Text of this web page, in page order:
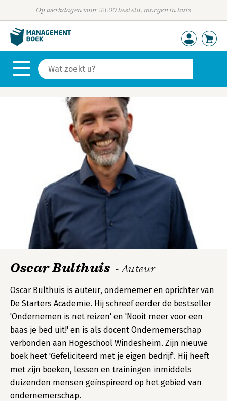
Op werkdagen voor 23:00 besteld, morgen in huis
Oscar Bulthuis - Auteur
Oscar Bulthuis is auteur, ondernemer en oprichter van
De Starters Academie. Hij schreef eerder de bestseller
'Ondernemen is net reizen' en 'Nooit meer voor een
baas je bed uit!' en is als docent Ondernemerschap
verbonden aan Hogeschool Windesheim. Zijn nieuwe
boek heet 'Gefeliciteerd met je eigen bedrijf'. Hij heeft
met zijn boeken, lessen en trainingen inmiddels
duizenden mensen geïnspireerd op het gebied van
ondernemerschap.